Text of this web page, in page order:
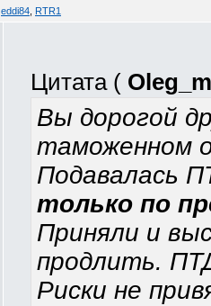
eddi84 RTR1
Цитата (
Вы дорогой
таможенном
Подавалась
только по
Приняли и
продлить.
Риски не